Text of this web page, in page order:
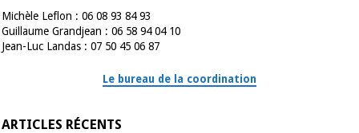
Michèle Leflon : 06 08 93 84 93
Guillaume Grandjean : 06 58 94 04 10
Jean-Luc Landas : 07 50 45 06 87
Le bureau de la coordination
ARTICLES RÉCENTS